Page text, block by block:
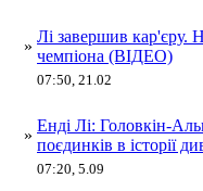
»
Лі завершив кар'єру.
чемпіона (ВІДЕО)
07:50, 21.02
»
Енді Лі: Головкін-
поєдинків в історії
07:20, 5.09